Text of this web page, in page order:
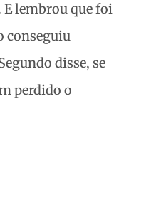
E lembrou que foi
conseguiu
disse, se
perdido o